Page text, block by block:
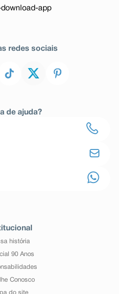
redes sociais
de ajuda?
história
90 Anos
Conosco